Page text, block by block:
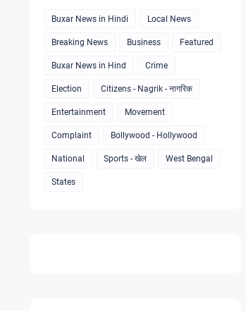
Buxar News in Hindi Local News
Breaking News Business Featured
Buxar News in Hind Crime
Election Citizens - Nagrik - नागरिक
Entertainment Movement
Complaint Bollywood - Hollywood
National Sports - खेल West Bengal
States